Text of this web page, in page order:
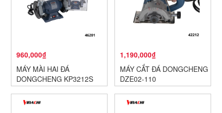
960,000₫
MÁY MÀI HAI ĐÁ
DONGCHENG KP3212S
1,190,000₫
MÁY CẮT ĐÁ DONGCHENG
DZE02-110